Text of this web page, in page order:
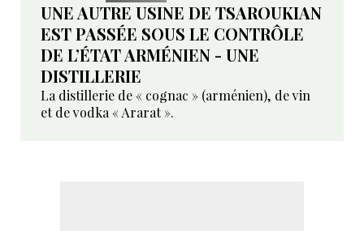
UNE AUTRE USINE DE TSAROUKIAN
EST PASSÉE SOUS LE CONTRÔLE
DE L’ÉTAT ARMÉNIEN - UNE
DISTILLERIE
La distillerie de « cognac » (arménien), de vin
et de vodka « Ararat ».